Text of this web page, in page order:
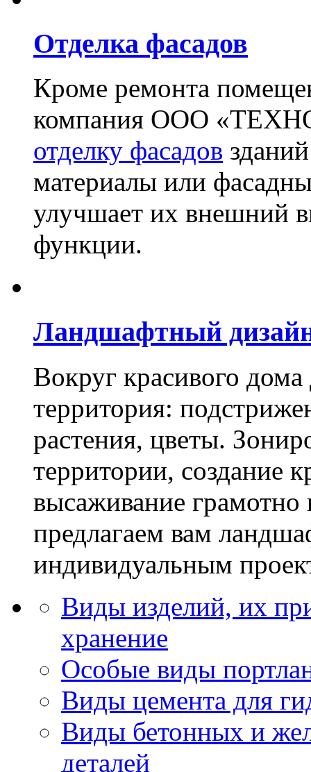
Отделка фасадов
Кроме ремонта
компания ООО
отделку фасадов
материалы или
улучшает их внешний
функции.
Ландшафтный
Вокруг красивого
территория:
растения, цветы.
территории, создание
высаживание
предлагаем вам
индивидуальным
Виды изделий, их
хранение
Особые виды
Виды цемента для
Виды бетонных и
деталей